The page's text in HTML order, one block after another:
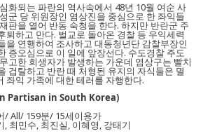
화되는 파란의 역사속에서 48년 10월 여순 사
군 당 위원장인 염상진을 중심으로 한 좌익들
판을 열어 반동 숙청을 한다. 하지만 반란군 주
퇴하고 만다. 벌교로 돌아온 경찰 등 우익세력
을 연행하여 조사하고 대동청년단 감찰부장인
증오심으로 이 일에 앞장선다. 수도경찰 주도
고한 희생자가 발생하는 가운데 염상구는 빨치
겁탈하고 반란 때 처형된 유지의 자식들은 멸
좌익 가족에 대한 테러를 자행한다.
Partisan in South Korea)
/ All/ 159분/ 15세이용가
최민수, 최진실, 이혜영, 강태기